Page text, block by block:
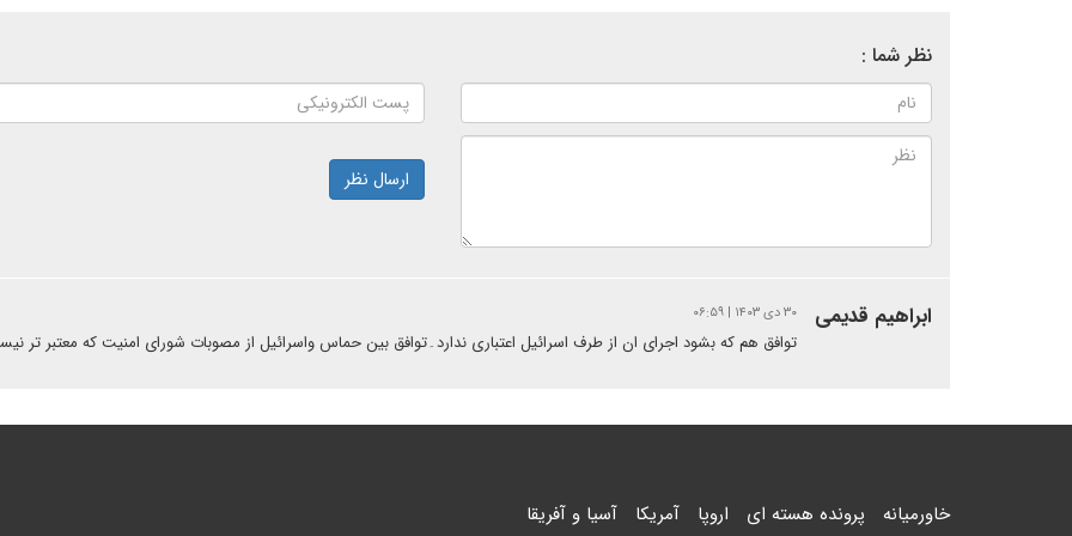
نظر شما :
ارسال نظر
ابراهیم قدیمی ۳۰ دی ۱۴۰۳ | ۰۶:۵۹
توافق هم که بشود اجرای ان از طرف اسرائیل اعتباری ندارد۔توافق بین حماس واسرائیل از مصوبات شورای امنیت که معتبر تر
خاورمیانه پرونده هسته ای اروپا آمریکا آسیا و آفریقا